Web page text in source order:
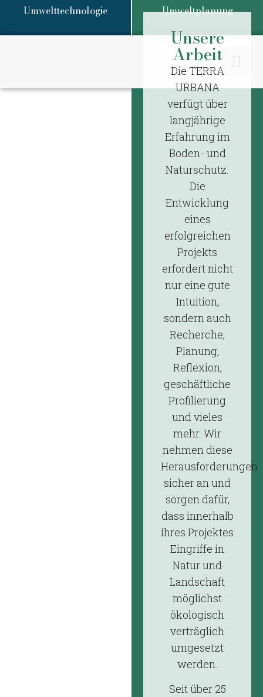
Umwelttechnologie Umweltplanung
DE
EN
Unsere
Arbeit
Die TERRA
URBANA
verfügt über
langjährige
Erfahrung im
Boden- und
Naturschutz.
Die
Entwicklung
eines
erfolgreichen
Projekts
erfordert nicht
nur eine gute
Intuition,
sondern auch
Recherche,
Planung,
Reflexion,
geschäftliche
Profilierung
und vieles
mehr. Wir
nehmen diese
Herausforderungen
sicher an und
sorgen dafür,
dass innerhalb
Ihres Projektes
Eingriffe in
Natur und
Landschaft
möglichst
ökologisch
verträglich
umgesetzt
werden.
Seit über 25